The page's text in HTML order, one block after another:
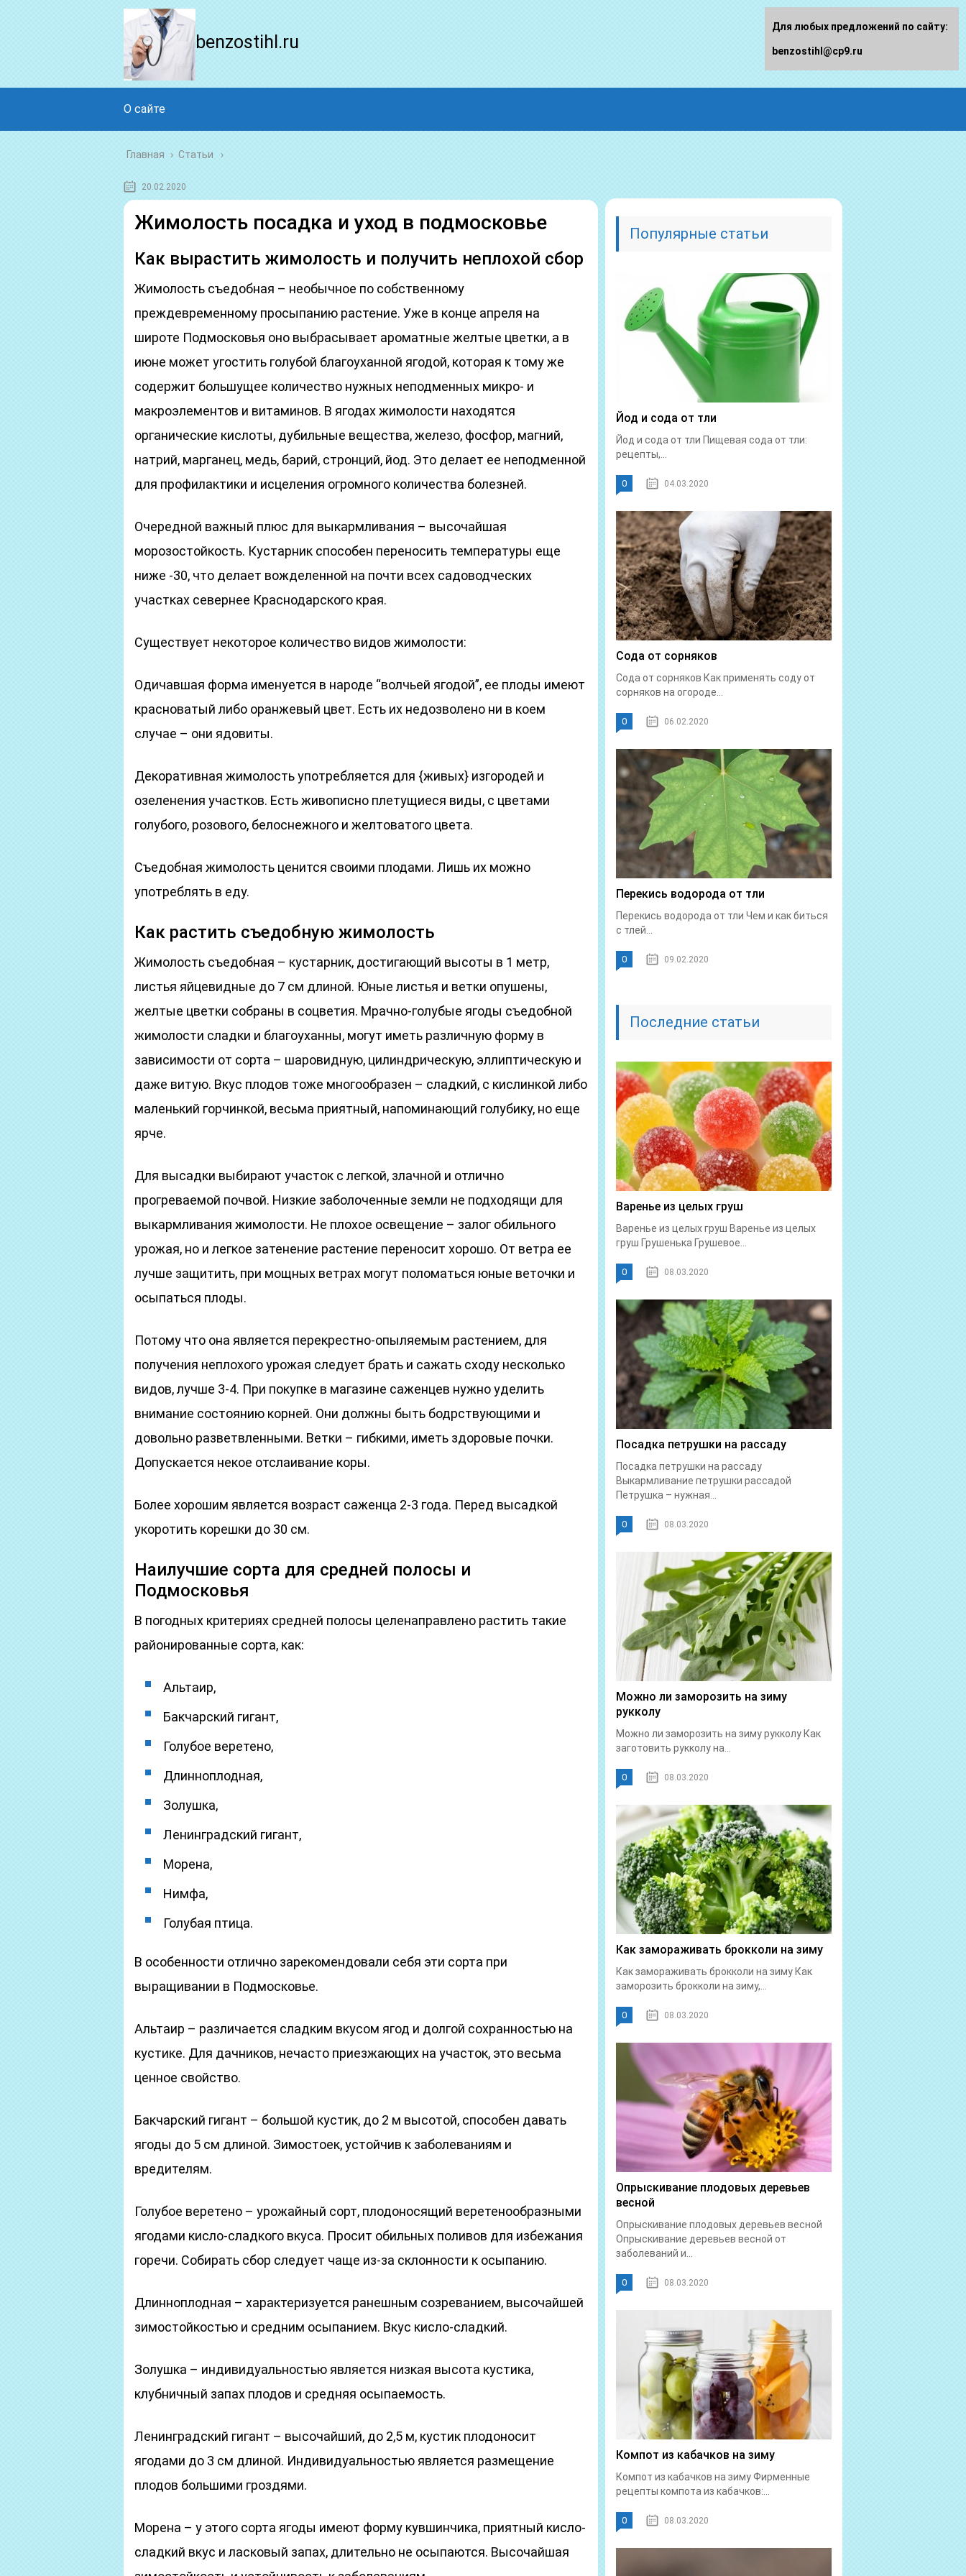
benzostihl.ru
О сайте
Главная › Статьи
20.02.2020
Жимолость посадка и уход в подмосковье
Как вырастить жимолость и получить неплохой сбор
Жимолость съедобная – необычное по собственному
преждевременному просыпанию растение. Уже в конце апреля на
широте Подмосковья оно выбрасывает ароматные желтые цветки, а в
июне может угостить голубой благоуханной ягодой, которая к тому же
содержит большущее количество нужных неподменных микро- и
макроэлементов и витаминов. В ягодах жимолости находятся
органические кислоты, дубильные вещества, железо, фосфор, магний,
натрий, марганец, медь, барий, стронций, йод. Это делает ее неподменной
для профилактики и исцеления огромного количества болезней.
Очередной важный плюс для выкармливания – высочайшая
морозостойкость. Кустарник способен переносить температуры еще
ниже -30, что делает вожделенной на почти всех садоводческих
участках севернее Краснодарского края.
Существует некоторое количество видов жимолости:
Одичавшая форма именуется в народе “волчьей ягодой”, ее плоды имеют
красноватый либо оранжевый цвет. Есть их недозволено ни в коем
случае – они ядовиты.
Декоративная жимолость употребляется для {живых} изгородей и
озеленения участков. Есть живописно плетущиеся виды, с цветами
голубого, розового, белоснежного и желтоватого цвета.
Съедобная жимолость ценится своими плодами. Лишь их можно
употреблять в еду.
Как растить съедобную жимолость
Жимолость съедобная – кустарник, достигающий высоты в 1 метр,
листья яйцевидные до 7 см длиной. Юные листья и ветки опушены,
желтые цветки собраны в соцветия. Мрачно-голубые ягоды съедобной
жимолости сладки и благоуханны, могут иметь различную форму в
зависимости от сорта – шаровидную, цилиндрическую, эллиптическую и
даже витую. Вкус плодов тоже многообразен – сладкий, с кислинкой либо
маленький горчинкой, весьма приятный, напоминающий голубику, но еще
ярче.
Для высадки выбирают участок с легкой, злачной и отлично
прогреваемой почвой. Низкие заболоченные земли не подходящи для
выкармливания жимолости. Не плохое освещение – залог обильного
урожая, но и легкое затенение растение переносит хорошо. От ветра ее
лучше защитить, при мощных ветрах могут поломаться юные веточки и
осыпаться плоды.
Потому что она является перекрестно-опыляемым растением, для
получения неплохого урожая следует брать и сажать сходу несколько
видов, лучше 3-4. При покупке в магазине саженцев нужно уделить
внимание состоянию корней. Они должны быть бодрствующими и
довольно разветвленными. Ветки – гибкими, иметь здоровые почки.
Допускается некое отслаивание коры.
Более хорошим является возраст саженца 2-3 года. Перед высадкой
укоротить корешки до 30 см.
Наилучшие сорта для средней полосы и
Подмосковья
В погодных критериях средней полосы целенаправлено растить такие
районированные сорта, как:
Альтаир,
Бакчарский гигант,
Голубое веретено,
Длинноплодная,
Золушка,
Ленинградский гигант,
Морена,
Нимфа,
Голубая птица.
В особенности отлично зарекомендовали себя эти сорта при
выращивании в Подмосковье.
Альтаир – различается сладким вкусом ягод и долгой сохранностью на
кустике. Для дачников, нечасто приезжающих на участок, это весьма
ценное свойство.
Бакчарский гигант – большой кустик, до 2 м высотой, способен давать
ягоды до 5 см длиной. Зимостоек, устойчив к заболеваниям и
вредителям.
Голубое веретено – урожайный сорт, плодоносящий веретенообразными
ягодами кисло-сладкого вкуса. Просит обильных поливов для избежания
горечи. Собирать сбор следует чаще из-за склонности к осыпанию.
Длинноплодная – характеризуется ранешным созреванием, высочайшей
зимостойкостью и средним осыпанием. Вкус кисло-сладкий.
Золушка – индивидуальностью является низкая высота кустика,
клубничный запах плодов и средняя осыпаемость.
Ленинградский гигант – высочайший, до 2,5 м, кустик плодоносит
ягодами до 3 см длиной. Индивидуальностью является размещение
плодов большими гроздями.
Морена – у этого сорта ягоды имеют форму кувшинчика, приятный кисло-
сладкий вкус и ласковый запах, длительно не осыпаются. Высочайшая
Популярные статьи
Йод и сода от тли
Йод и сода от тли Пищевая сода от тли:
рецепты,...
0 04.03.2020
Сода от сорняков
Сода от сорняков Как применять соду от
сорняков на огороде...
0 06.02.2020
Перекись водорода от тли
Перекись водорода от тли Чем и как биться
с тлей...
0 09.02.2020
Последние статьи
Варенье из целых груш
Варенье из целых груш Варенье из целых
груш Грушенька Грушевое...
0 08.03.2020
Посадка петрушки на рассаду
Посадка петрушки на рассаду
Выкармливание петрушки рассадой
Петрушка – нужная...
0 08.03.2020
Можно ли заморозить на зиму
рукколу
Можно ли заморозить на зиму рукколу Как
заготовить рукколу на...
0 08.03.2020
Как замораживать брокколи на зиму
Как замораживать брокколи на зиму Как
заморозить брокколи на зиму,...
0 08.03.2020
Опрыскивание плодовых деревьев
весной
Опрыскивание плодовых деревьев весной
Опрыскивание деревьев весной от
заболеваний и...
0 08.03.2020
Компот из кабачков на зиму
Компот из кабачков на зиму Фирменные
рецепты компота из кабачков:...
0 08.03.2020
Для любых предложений по сайту:
benzostihl@cp9.ru